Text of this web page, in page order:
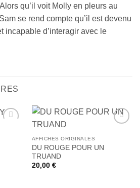
qu’il voit Molly en pleurs au
se rend compte qu’il est devenu
incapable d’interagir avec le
AFFICHES ORIGINALES
DU ROUGE POUR UN
TRUAND
20,00 €